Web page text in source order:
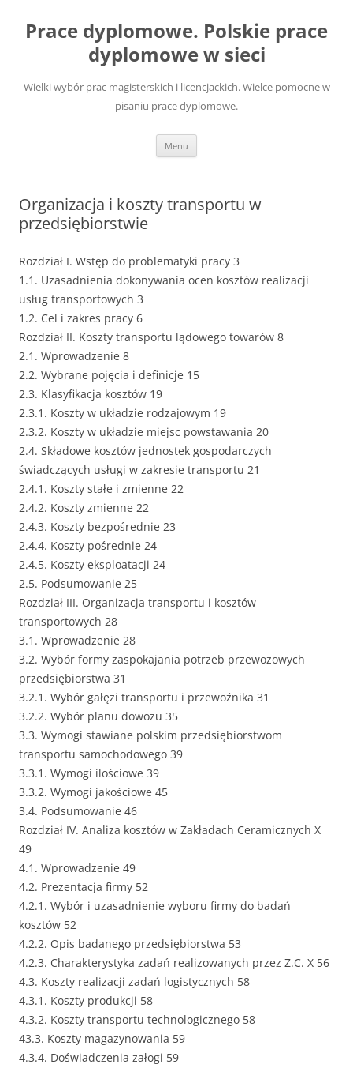
treści
Prace dyplomowe. Polskie prace
dyplomowe w sieci
Wielki wybór prac magisterskich i licencjackich. Wielce pomocne w
pisaniu prace dyplomowe.
Menu
Organizacja i koszty transportu w
przedsiębiorstwie
Rozdział I. Wstęp do problematyki pracy 3
1.1. Uzasadnienia dokonywania ocen kosztów realizacji
usług transportowych 3
1.2. Cel i zakres pracy 6
Rozdział II. Koszty transportu lądowego towarów 8
2.1. Wprowadzenie 8
2.2. Wybrane pojęcia i definicje 15
2.3. Klasyfikacja kosztów 19
2.3.1. Koszty w układzie rodzajowym 19
2.3.2. Koszty w układzie miejsc powstawania 20
2.4. Składowe kosztów jednostek gospodarczych
świadczących usługi w zakresie transportu 21
2.4.1. Koszty stałe i zmienne 22
2.4.2. Koszty zmienne 22
2.4.3. Koszty bezpośrednie 23
2.4.4. Koszty pośrednie 24
2.4.5. Koszty eksploatacji 24
2.5. Podsumowanie 25
Rozdział III. Organizacja transportu i kosztów
transportowych 28
3.1. Wprowadzenie 28
3.2. Wybór formy zaspokajania potrzeb przewozowych
przedsiębiorstwa 31
3.2.1. Wybór gałęzi transportu i przewoźnika 31
3.2.2. Wybór planu dowozu 35
3.3. Wymogi stawiane polskim przedsiębiorstwom
transportu samochodowego 39
3.3.1. Wymogi ilościowe 39
3.3.2. Wymogi jakościowe 45
3.4. Podsumowanie 46
Rozdział IV. Analiza kosztów w Zakładach Ceramicznych X
49
4.1. Wprowadzenie 49
4.2. Prezentacja firmy 52
4.2.1. Wybór i uzasadnienie wyboru firmy do badań
kosztów 52
4.2.2. Opis badanego przedsiębiorstwa 53
4.2.3. Charakterystyka zadań realizowanych przez Z.C. X 56
4.3. Koszty realizacji zadań logistycznych 58
4.3.1. Koszty produkcji 58
4.3.2. Koszty transportu technologicznego 58
43.3. Koszty magazynowania 59
4.3.4. Doświadczenia załogi 59